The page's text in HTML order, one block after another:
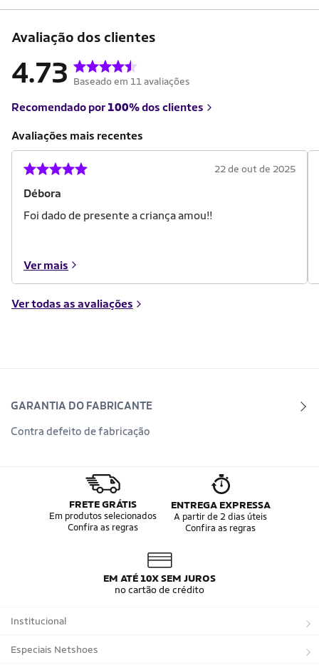
Avaliação dos clientes
4.73 Baseado em 11 avaliações
Recomendado por 100%dos clientes
Avaliações mais recentes
Débora
22 de out de 2025
Foi dado de presente a criança amou!!
Ver mais
Ver todas as avaliações
GARANTIA DO FABRICANTE
Contra defeito de fabricação
FRETE GRÁTIS
Em produtos selecionados
Confira as regras
ENTREGA EXPRESSA
A partir de 2 dias úteis
Confira as regras
EM ATÉ 10X SEM JUROS
no cartão de crédito
Institucional
Sobre a Netshoes
Especiais Netshoes